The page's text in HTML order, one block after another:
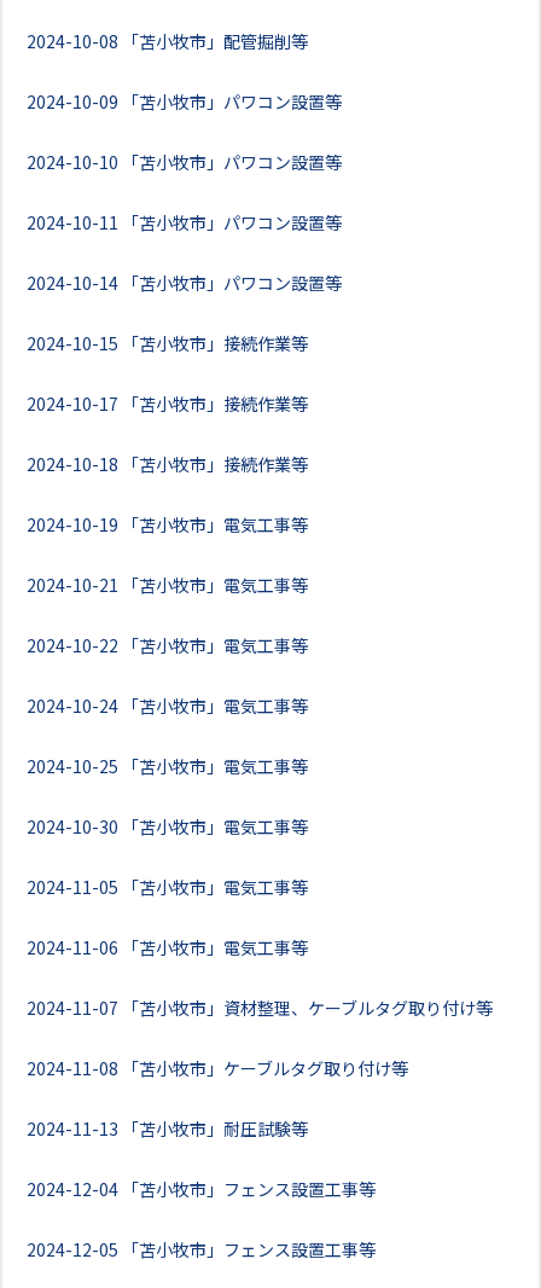
2024-10-08 「苫小牧市」配管掘削等
2024-10-09 「苫小牧市」パワコン設置等
2024-10-10 「苫小牧市」パワコン設置等
2024-10-11 「苫小牧市」パワコン設置等
2024-10-14 「苫小牧市」パワコン設置等
2024-10-15 「苫小牧市」接続作業等
2024-10-17 「苫小牧市」接続作業等
2024-10-18 「苫小牧市」接続作業等
2024-10-19 「苫小牧市」電気工事等
2024-10-21 「苫小牧市」電気工事等
2024-10-22 「苫小牧市」電気工事等
2024-10-24 「苫小牧市」電気工事等
2024-10-25 「苫小牧市」電気工事等
2024-10-30 「苫小牧市」電気工事等
2024-11-05 「苫小牧市」電気工事等
2024-11-06 「苫小牧市」電気工事等
2024-11-07 「苫小牧市」資材整理、ケーブルタグ取り付け等
2024-11-08 「苫小牧市」ケーブルタグ取り付け等
2024-11-13 「苫小牧市」耐圧試験等
2024-12-04 「苫小牧市」フェンス設置工事等
2024-12-05 「苫小牧市」フェンス設置工事等